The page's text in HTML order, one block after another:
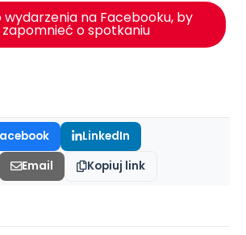
wydarzenia na Facebooku, by
zapomnieć o spotkaniu
LinkedIn
Email Kopiuj link